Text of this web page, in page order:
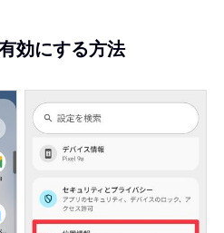
効にする方法